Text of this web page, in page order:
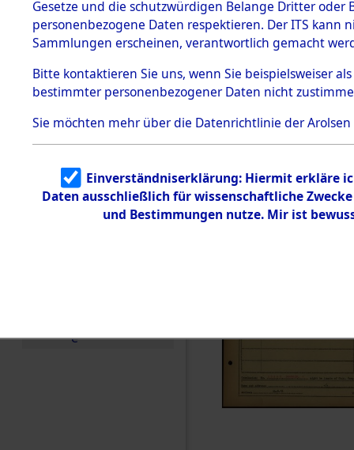
5. Verschiedenes
5.3
Todesmärsche
5.3.1 Alliierte
Erhebungen
zu
Todesmärsch
en
5.3.2
Identifizierun
g
5.3.3
Todesmärsch
e
Branch -
Gesetze und die schutzwürdigen Belange Dritter
personenbezogene Daten respektieren. Der ITS
Sammlungen erscheinen, verantwortlich gemacht
Bitte kontaktieren Sie uns, wenn Sie beispielsweiser
bestimmter personenbezogener Daten nicht
Sie möchten mehr über die Datenrichtlinie der Arolsen
Einverständniserklärung: Hiermit erkläre
Daten ausschließlich für wissenschaftliche
und Bestimmungen nutze. Mir ist